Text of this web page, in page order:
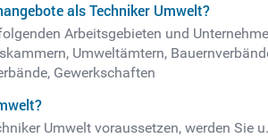
als Techniker Umwelt?
Arbeitsgebieten und
Umweltämtern,
Gewerkschaften
Umwelt voraussetzen, werden